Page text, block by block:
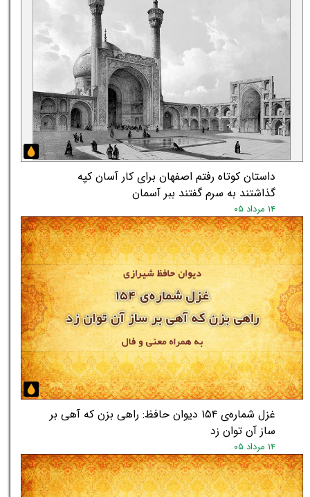
★★
داستان کوتاه رفتم اصفهان برای کار آسان کپه
گذاشتند به سرم گفتند ببر آسمان
۱۴ مرداد ۰۵
غزل شماره‌ی ۱۵۴ دیوان حافظ: راهی بزن که آهی بر
ساز آن توان زد
۱۴ مرداد ۰۵